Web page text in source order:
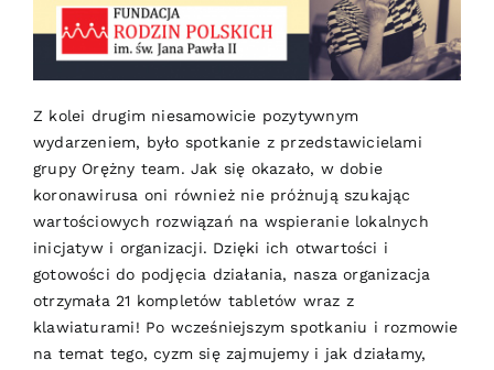
Z kolei drugim niesamowicie pozytywnym
wydarzeniem, było spotkanie z przedstawicielami
grupy Orężny team. Jak się okazało, w dobie
koronawirusa oni również nie próżnują szukając
wartościowych rozwiązań na wspieranie lokalnych
inicjatyw i organizacji. Dzięki ich otwartości i
gotowości do podjęcia działania, nasza organizacja
otrzymała 21 kompletów tabletów wraz z
klawiaturami! Po wcześniejszym spotkaniu i rozmowie
na temat tego, cyzm się zajmujemy i jak działamy,